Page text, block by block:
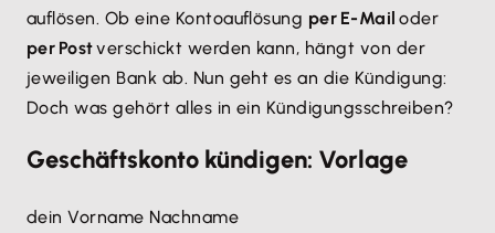
auflösen. Ob eine Kontoauflösung per E-Mail oder
per Postverschickt werden kann, hängt von der
jeweiligen Bank ab. Nun geht es an die Kündigung:
Doch was gehört alles in ein Kündigungsschreiben?
Geschäftskonto kündigen: Vorlage
dein Vorname Nachname